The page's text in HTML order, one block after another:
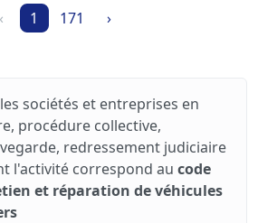
‹ 1 171 ›
sociétés et entreprises en
procédure collective,
redressement judiciaire
l'activité correspond au code
et réparation de véhicules